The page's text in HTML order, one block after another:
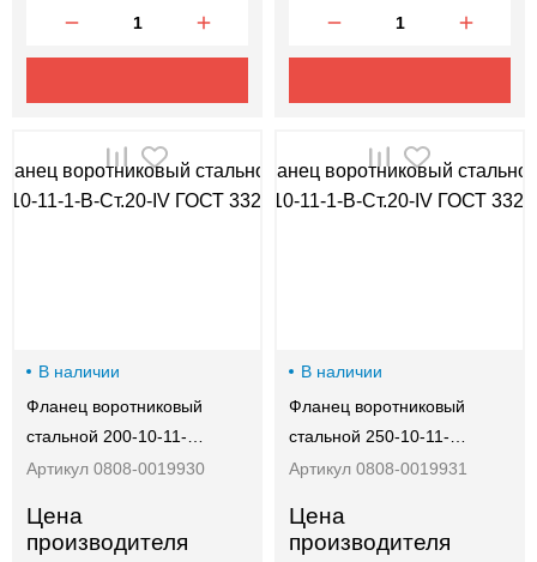
В наличии
Фланец воротниковый
стальной 200-10-11-…
Артикул 0808-0019930
Цена
производителя
В наличии
Фланец воротниковый
стальной 250-10-11-…
Артикул 0808-0019931
Цена
производителя